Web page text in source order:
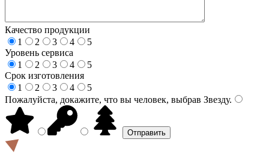
Качество продукции
1
2 3 4
5
Уровень сервиса
1
2 3 4
5
Срок изготовления
1
2 3 4
5
Пожалуйста, докажите, что вы человек, выбрав Звезду.